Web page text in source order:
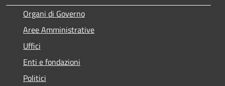
Organi di Governo
Aree Amministrative
Uffici
Enti e fondazioni
Politici